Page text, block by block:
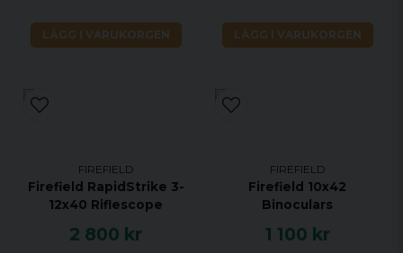
LÄGG I VARUKORGEN LÄGG I VARUKORGEN
FIREFIELD
Firefield RapidStrike 3-
12x40 Riflescope
2 800 kr
FIREFIELD
Firefield 10x42
Binoculars
1 100 kr